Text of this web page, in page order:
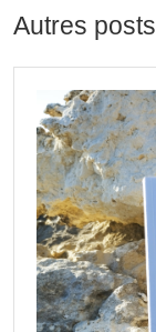
Autres posts